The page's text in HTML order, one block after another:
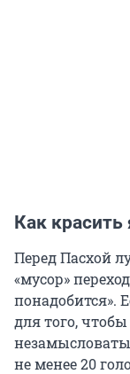
Как красить
Перед Пасхой
«мусор»
понадобится».
для того,
не менее 20